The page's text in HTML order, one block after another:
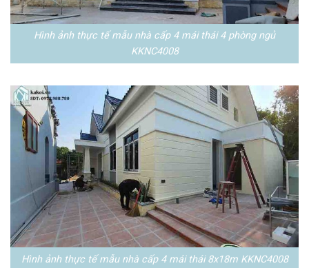
Hình ảnh thực tế mẫu nhà cấp 4 mái thái 4 phòng ngủ
KKNC4008
Hình ảnh thực tế mẫu nhà cấp 4 mái thái 8x18m KKNC4008